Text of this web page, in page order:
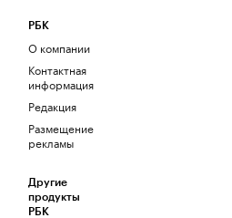
РБК
О компании
Контактная
информация
Редакция
Размещение
рекламы
Другие
продукты
РБК